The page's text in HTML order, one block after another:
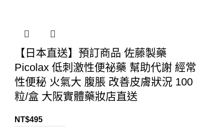
【日本直送】預訂商品 佐藤製藥
Picolax 低刺激性便祕藥 幫助代謝 經常
性便秘 火氣大 腹脹 改善皮膚狀況 100
粒/盒 大阪實體藥妝店直送
NT$495